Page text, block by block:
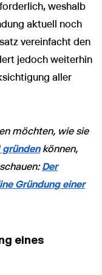
weshalb
aktuell noch
vereinfacht den
jedoch weiterhin
aller
möchten, wie sie
gründenkönnen,
Der
Gründung einer
eines